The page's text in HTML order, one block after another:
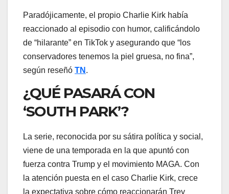
Paradójicamente, el propio Charlie Kirk había
reaccionado al episodio con humor, calificándolo
de “hilarante” en TikTok y asegurando que “los
conservadores tenemos la piel gruesa, no fina”,
según reseñó TN .
¿QUÉ PASARÁ CON
‘SOUTH PARK’?
La serie, reconocida por su sátira política y social,
viene de una temporada en la que apuntó con
fuerza contra Trump y el movimiento MAGA. Con
la atención puesta en el caso Charlie Kirk, crece
la expectativa sobre cómo reaccionarán Trey